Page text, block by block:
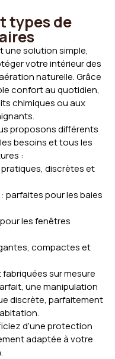
types de
solution simple,
votre intérieur des
naturelle. Grâce
confort au quotidien,
chimiques ou aux
proposons différents
besoins et tous les
:
pratiques, discrètes et
: parfaites pour les baies
les fenêtres
compactes et
sur mesure
une manipulation
discrète, parfaitement
d’une protection
adaptée à votre